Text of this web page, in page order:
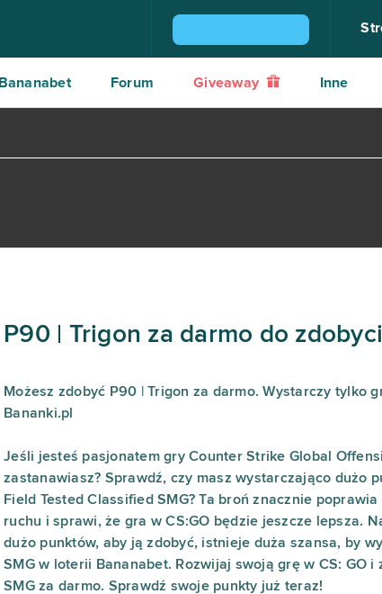
Bananabet Forum Giveaway Inne
P90 | Trigon za darmo do
Możesz zdobyć P90 | Trigon za darmo. Wystarczy tylko
Bananki.pl
Jeśli jesteś pasjonatem gry Counter Strike Global
zastanawiasz? Sprawdź, czy masz wystarczająco dużo
Field Tested Classified SMG? Ta broń znacznie
ruchu i sprawi, że gra w CS:GO będzie jeszcze lepsza.
dużo punktów, aby ją zdobyć, istnieje duża szansa, by
SMG w loterii Bananabet. Rozwijaj swoją grę w CS: GO i
SMG za darmo. Sprawdź swoje punkty już teraz!